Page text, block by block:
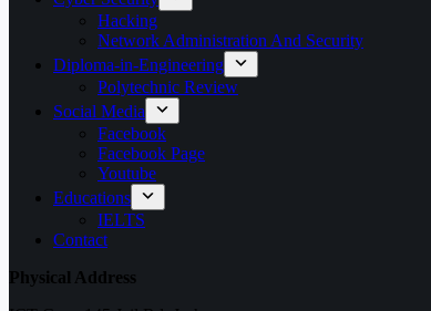
Hacking
Network Administration And Security
Diploma-in-Engineering
Polytechnic Review
Social Media
Facebook
Facebook Page
Youtube
Educations
IELTS
Contact
Physical Address